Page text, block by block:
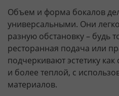
Объем и форма бокалов
универсальными. Они
разную обстановку – будь
ресторанная подача или
подчеркивают эстетику
и более теплой, с
материалов.